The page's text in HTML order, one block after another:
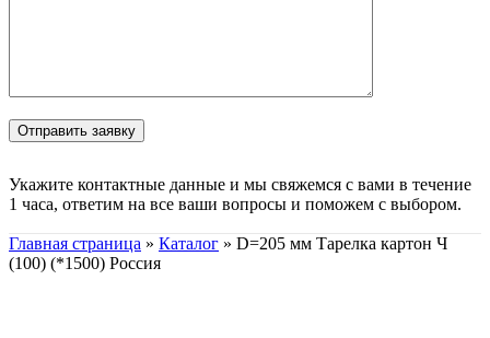
Укажите контактные данные и мы свяжемся с вами в течение
1 часа, ответим на все ваши вопросы и поможем с выбором.
Главная страница » Каталог » D=205 мм Тарелка картон Ч
(100) (*1500) Россия